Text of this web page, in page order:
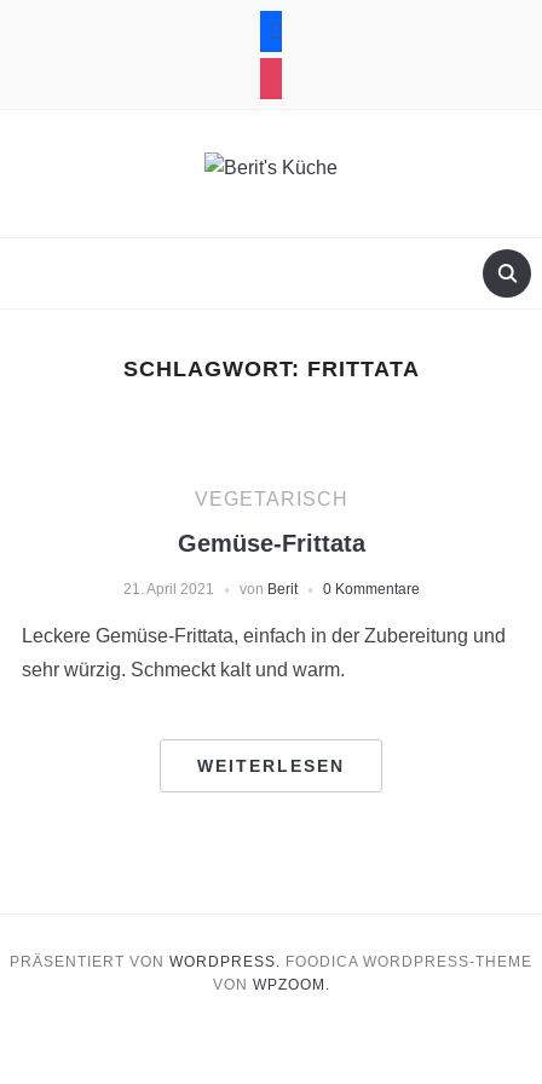
SCHLAGWORT: FRITTATA
VEGETARISCH
Gemüse-Frittata
21. April 2021 von Berit 0 Kommentare
Leckere Gemüse-Frittata, einfach in der Zubereitung und
sehr würzig. Schmeckt kalt und warm.
WEITERLESEN
PRÄSENTIERT VON WORDPRESS. FOODICA WORDPRESS-THEME
VON WPZOOM.